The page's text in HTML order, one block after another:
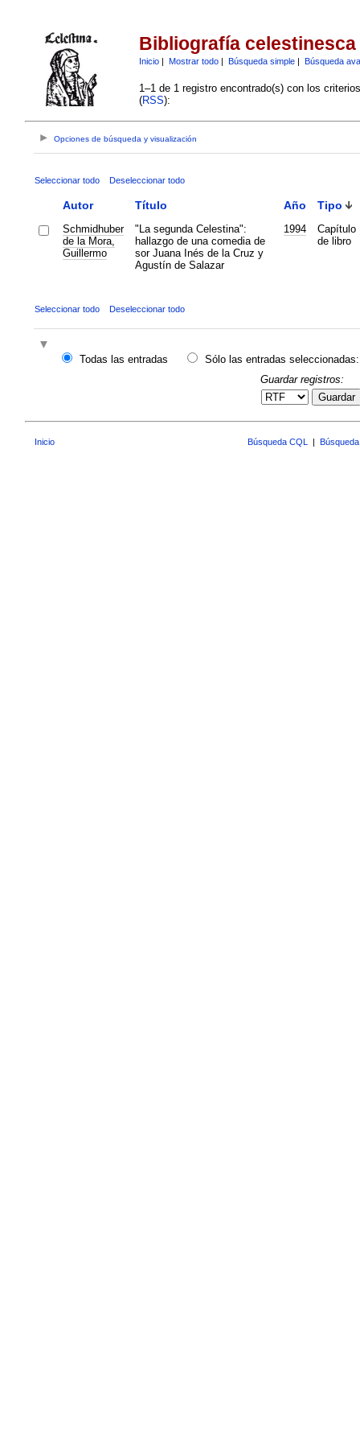
Bibliografía celestinesca
Inicio| Mostrar todo| Búsqueda simple| Búsqueda
1–1 de 1 registro encontrado(s) con los
(RSS):
Opciones de búsqueda y visualización
Seleccionar todo Deseleccionar todo
Autor Título Año Tipo
Schmidhuber
de la Mora,
Guillermo
"La segunda Celestina":
hallazgo de una comedia de
sor Juana Inés de la Cruz y
Agustín de Salazar
1994
Capítulo
de libro
Seleccionar todo Deseleccionar todo
Todas las entradas
Sólo las entradas seleccionadas:
Guardar registros:
Guardar
Inicio Búsqueda CQL